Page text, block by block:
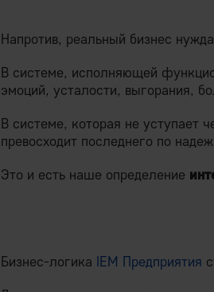
Напротив, реальный бизнес
В системе, исполняющей
эмоций, усталости, выгорания,
В системе, которая не уступает
превосходит последнего по
Это и есть наше определение
Бизнес-логика IEM Предприятия